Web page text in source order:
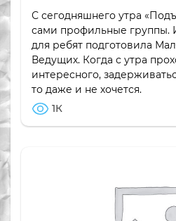
С сегодняшнего утра
сами профильные группы.
для ребят подготовила
Ведущих. Когда с утра
интересного,
то даже и не хочется.
1К